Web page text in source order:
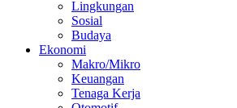
Lingkungan
Sosial
Budaya
Ekonomi
Makro/Mikro
Keuangan
Tenaga Kerja